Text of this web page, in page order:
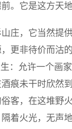
。它是这方天
庄，它当然提
更非待价而沽
：允许一个画
痕未干时欣然
客，在这堆野
着火光，无声